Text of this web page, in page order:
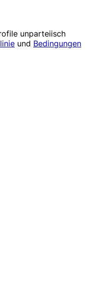
unparteiisch
und Bedingungen